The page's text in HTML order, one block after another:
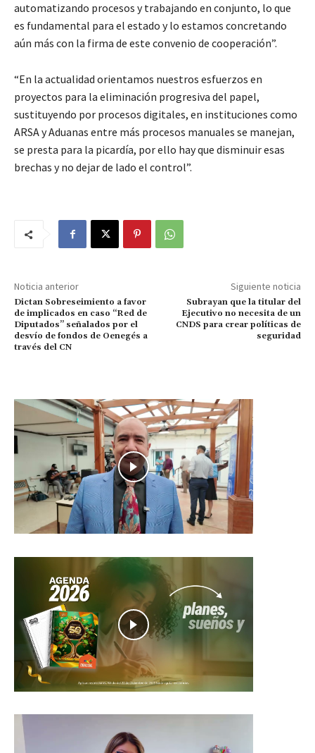
automatizando procesos y trabajando en conjunto, lo que
es fundamental para el estado y lo estamos concretando
aún más con la firma de este convenio de cooperación”.
“En la actualidad orientamos nuestros esfuerzos en
proyectos para la eliminación progresiva del papel,
sustituyendo por procesos digitales, en instituciones como
ARSA y Aduanas entre más procesos manuales se manejan,
se presta para la picardía, por ello hay que disminuir esas
brechas y no dejar de lado el control”.
Noticia anterior
Dictan Sobreseimiento a favor
de implicados en caso “Red de
Diputados” señalados por el
desvío de fondos de Oenegés a
través del CN
Siguiente noticia
Subrayan que la titular del
Ejecutivo no necesita de un
CNDS para crear políticas de
seguridad